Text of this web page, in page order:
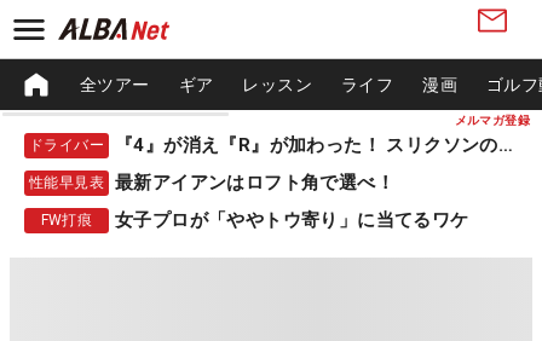
メルマガ登録
全ツアー ギア レッスン ライフ 漫画 ゴル
ドライバー 『4』が消え『R』が加わった！ スリクソンの新作
性能早見表 最新アイアンはロフト角で選べ！
FW打痕 女子プロが「ややトウ寄り」に当てるワケ